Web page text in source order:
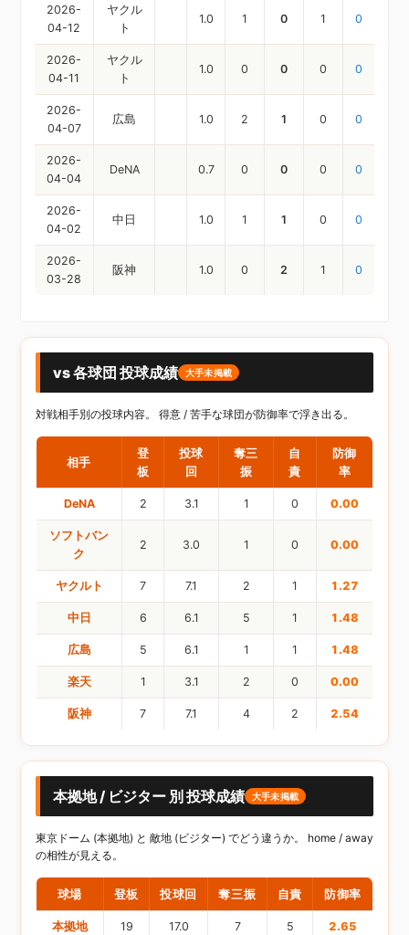
2026-
04-12
ヤクル
ト
1.0 1 0 1 0
2026-
04-11
ヤクル
ト
1.0 0 0 0 0
2026-
04-07
広島 1.0 2 1 0 0
2026-
04-04
DeNA 0.7 0 0 0 0
2026-
04-02
中日 1.0 1 1 0 0
2026-
03-28
阪神 1.0 0 2 1 0
vs 各球団 投球成績 大手未掲載
対戦相手別の投球内容。 得意 / 苦手な球団が防御率で浮き出る。
相手
登
板
投球
回
奪三
振
自
責
防御
率
DeNA 2 3.1 1 0 0.00
ソフトバン
ク
2 3.0 1 0 0.00
ヤクルト 7 7.1 2 1 1.27
中日 6 6.1 5 1 1.48
広島 5 6.1 1 1 1.48
楽天 1 3.1 2 0 0.00
阪神 7 7.1 4 2 2.54
本拠地 / ビジター 別 投球成績 大手未掲載
東京ドーム (本拠地) と 敵地 (ビジター) でどう違うか。 home / away
の相性が見える。
球場 登板 投球回 奪三振 自責 防御率
本拠地 19 17.0 7 5 2.65